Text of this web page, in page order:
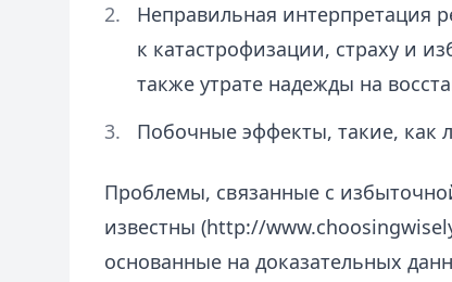
Неправильная интерпретация
к катастрофизации, страху и
также утрате надежды на
Побочные эффекты, такие, как
Проблемы, связанные с
известны (http://
основанные на доказательных